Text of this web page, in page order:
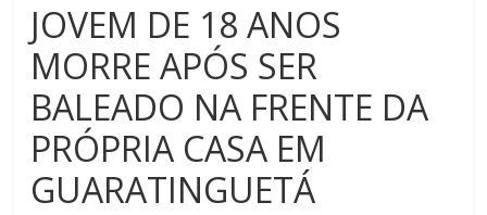
JOVEM DE 18 ANOS
MORRE APÓS SER
BALEADO NA FRENTE DA
PRÓPRIA CASA EM
GUARATINGUETÁ